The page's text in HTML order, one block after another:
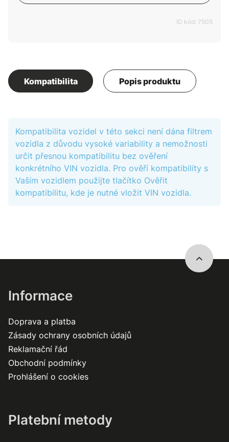
ID kód: 7505
Kompatibilita Popis produktu
Kompatibilita vozidel v této sekci není dána filtrem
vozidla z důvodu vysoké variability a nemožnosti
určit přesnou kompatibilitu bez ověření
konkrétního VIN vozidla. Pro ověří kompatibility s
Vaším vozidlem použijte tlačítko Ověřit
kompatibilitu, kde je nutné vložit VIN vozidla.
Informace
Doprava a platba
Zásady ochrany osobních údajů
Reklamační řád
Obchodní podmínky
Prohlášení o cookies
Platební metody